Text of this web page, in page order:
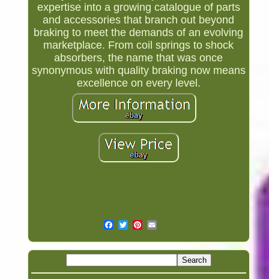
expertise into a growing catalogue of parts
and accessories that branch out beyond
braking to meet the demands of an evolving
marketplace. From coil springs to shock
absorbers, the name that was once
synonymous with quality braking now means
excellence on every level.